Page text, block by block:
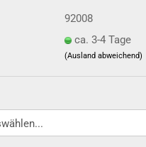
92008
ca. 3-4 Tage
(Ausland abweichend)